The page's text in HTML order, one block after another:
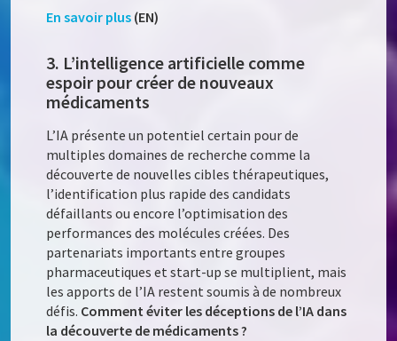
En savoir plus (EN)
3. L’intelligence artificielle comme
espoir pour créer de nouveaux
médicaments
L’IA présente un potentiel certain pour de
multiples domaines de recherche comme la
découverte de nouvelles cibles thérapeutiques,
l’identification plus rapide des candidats
défaillants ou encore l’optimisation des
performances des molécules créées. Des
partenariats importants entre groupes
pharmaceutiques et start-up se multiplient, mais
les apports de l’IA restent soumis à de nombreux
défis. Comment éviter les déceptions de l’IA dans
la découverte de médicaments ?